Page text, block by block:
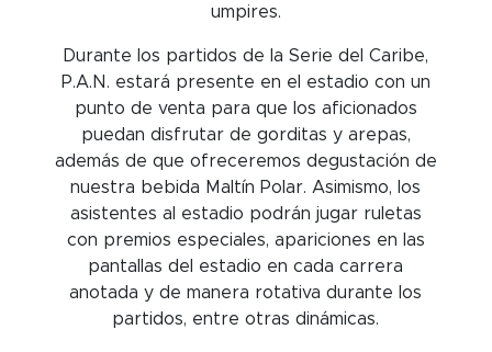
umpires.
Durante los partidos de la Serie del Caribe,
P.A.N. estará presente en el estadio con un
punto de venta para que los aficionados
puedan disfrutar de gorditas y arepas,
además de que ofreceremos degustación de
nuestra bebida Maltín Polar. Asimismo, los
asistentes al estadio podrán jugar ruletas
con premios especiales, apariciones en las
pantallas del estadio en cada carrera
anotada y de manera rotativa durante los
partidos, entre otras dinámicas.